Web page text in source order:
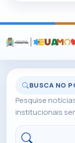
BUSCA NO
Pesquise
institucionais
Buscar no portal